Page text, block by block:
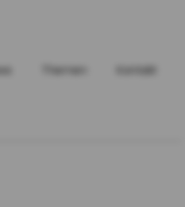
Themen Kontakt